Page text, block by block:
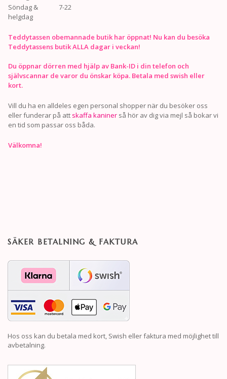
Söndag &
helgdag
7-22
Teddytassen obemannade butik har öppnat! Nu kan du besöka
Teddytassens butik ALLA dagar i veckan!
Du öppnar dörren med hjälp av Bank-ID i din telefon och
självscannar de varor du önskar köpa. Betala med swish eller
kort.
Vill du ha en alldeles egen personal shopper när du besöker oss
eller funderar på att skaffa kaniner så hör av dig via mejl så bokar vi
en tid som passar oss båda.
Välkomna!
SÄKER BETALNING & FAKTURA
Hos oss kan du betala med kort, Swish eller faktura med möjlighet till
avbetalning.